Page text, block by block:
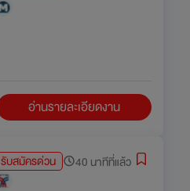
อ่านรายละเอียดงาน
รับสมัครด่วน 40 นาทีที่แล้ว